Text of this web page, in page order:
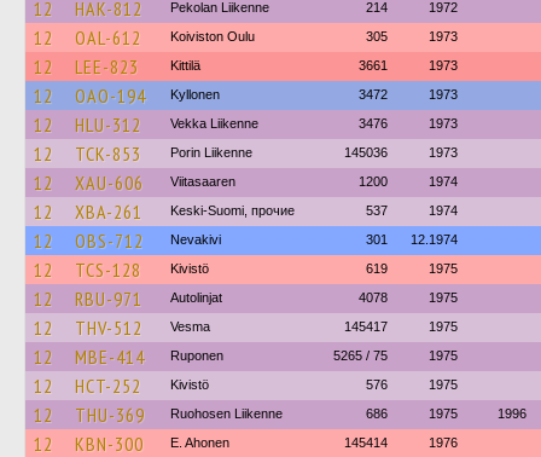
12 HAK-812 Pekolan Liikenne 214 1972
12 OAL-612 Koiviston Oulu 305 1973
12 LEE-823 Kittilä 3661 1973
12 OAO-194 Kyllonen 3472 1973
12 HLU-312 Vekka Liikenne 3476 1973
12 TCK-853 Porin Liikenne 145036 1973
12 XAU-606 Viitasaaren 1200 1974
12 XBA-261 Keski-Suomi, прочие 537 1974
12 OBS-712 Nevakivi 301 12.1974
12 TCS-128 Kivistö 619 1975
12 RBU-971 Autolinjat 4078 1975
12 THV-512 Vesma 145417 1975
12 MBE-414 Ruponen 5265 / 75 1975
12 HCT-252 Kivistö 576 1975
12 THU-369 Ruohosen Liikenne 686 1975 1996
12 KBN-300 E. Ahonen 145414 1976